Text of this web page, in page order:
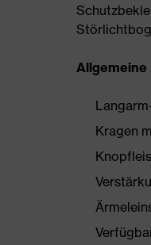
Allgemeine
Kragen